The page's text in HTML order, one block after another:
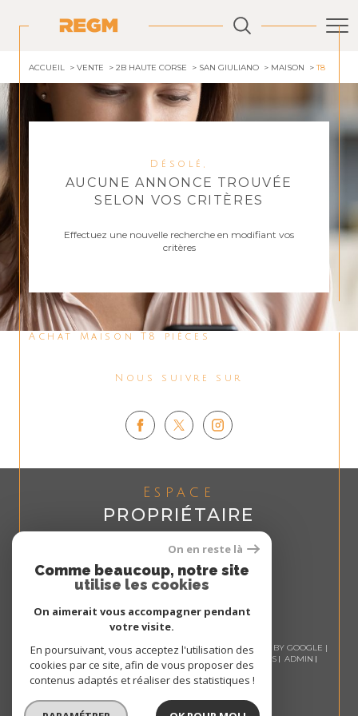
ACCUEIL VENTE 2B HAUTE CORSE SAN GIULIANO MAISON T8
Désolé,
AUCUNE ANNONCE TROUVÉE
SELON VOS CRITÈRES
Effectuez une nouvelle recherche en modifiant vos
critères
Achat Maison T8 pièces
Nous suivre sur
Espace
PROPRIÉTAIRE
Se connecter
© 2026 | TOUS DROITS RÉSERVÉS | TRADUCTION POWERED BY GOOGLE |
NOS HONORAIRES
PLAN DU SITE MENTIONS LÉGALES
ADMIN
NOS LIENS
POLITIQUE RGPD COOKIES
On en reste là
Comme beaucoup, notre site
utilise les cookies
On aimerait vous accompagner pendant
votre visite.
En poursuivant, vous acceptez l'utilisation des
cookies par ce site, afin de vous proposer des
contenus adaptés et réaliser des statistiques !